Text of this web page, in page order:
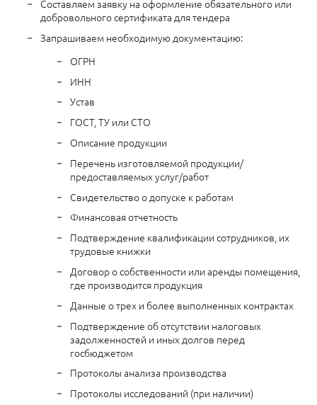
Составляем заявку на оформление обязательного или
добровольного сертификата для тендера
Запрашиваем необходимую документацию:
ОГРН
ИНН
Устав
ГОСТ, ТУ или СТО
Описание продукции
Перечень изготовляемой продукции/
предоставляемых услуг/работ
Свидетельство о допуске к работам
Финансовая отчетность
Подтверждение квалификации сотрудников, их
трудовые книжки
Договор о собственности или аренды помещения,
где производится продукция
Данные о трех и более выполненных контрактах
Подтверждение об отсутствии налоговых
задолженностей и иных долгов перед
госбюджетом
Протоколы анализа производства
Протоколы исследований (при наличии)